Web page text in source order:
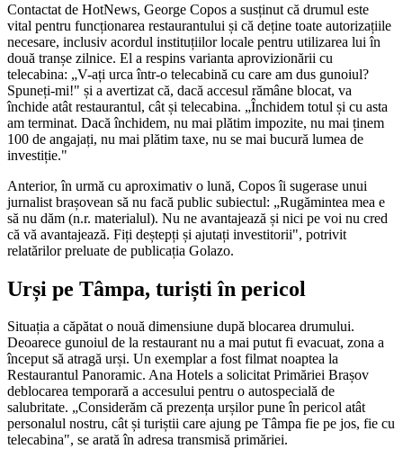
Contactat de HotNews, George Copos a susținut că drumul este
vital pentru funcționarea restaurantului și că deține toate autorizațiile
necesare, inclusiv acordul instituțiilor locale pentru utilizarea lui în
două tranșe zilnice. El a respins varianta aprovizionării cu
telecabina: „V-ați urca într-o telecabină cu care am dus gunoiul?
Spuneți-mi!" și a avertizat că, dacă accesul rămâne blocat, va
închide atât restaurantul, cât și telecabina. „Închidem totul și cu asta
am terminat. Dacă închidem, nu mai plătim impozite, nu mai ținem
100 de angajați, nu mai plătim taxe, nu se mai bucură lumea de
investiție."
Anterior, în urmă cu aproximativ o lună, Copos îi sugerase unui
jurnalist brașovean să nu facă public subiectul: „Rugămintea mea e
să nu dăm (n.r. materialul). Nu ne avantajează și nici pe voi nu cred
că vă avantajează. Fiți deștepți și ajutați investitorii", potrivit
relatărilor preluate de publicația Golazo.
Urși pe Tâmpa, turiști în pericol
Situația a căpătat o nouă dimensiune după blocarea drumului.
Deoarece gunoiul de la restaurant nu a mai putut fi evacuat, zona a
început să atragă urși. Un exemplar a fost filmat noaptea la
Restaurantul Panoramic. Ana Hotels a solicitat Primăriei Brașov
deblocarea temporară a accesului pentru o autospecială de
salubritate. „Considerăm că prezența urșilor pune în pericol atât
personalul nostru, cât și turiștii care ajung pe Tâmpa fie pe jos, fie cu
telecabina", se arată în adresa transmisă primăriei.